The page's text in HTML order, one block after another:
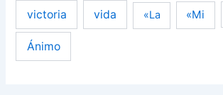
victoria vida «La «Mi
Ánimo